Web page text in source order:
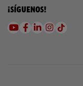
¡SÍGUENOS!